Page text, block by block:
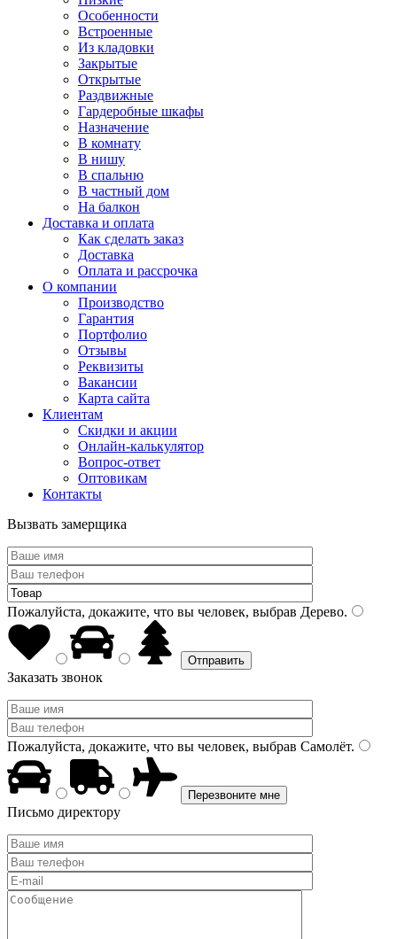
Особенности
Встроенные
Из кладовки
Закрытые
Открытые
Раздвижные
Гардеробные шкафы
Назначение
В комнату
В нишу
В спальню
В частный дом
На балкон
Доставка и оплата
Как сделать заказ
Доставка
Оплата и рассрочка
О компании
Производство
Гарантия
Портфолио
Отзывы
Реквизиты
Вакансии
Карта сайта
Клиентам
Скидки и акции
Онлайн-калькулятор
Вопрос-ответ
Оптовикам
Контакты
Вызвать замерщика
Пожалуйста, докажите, что вы человек, выбрав Дерево.
Заказать звонок
Пожалуйста, докажите, что вы человек, выбрав Самолёт.
Письмо директору